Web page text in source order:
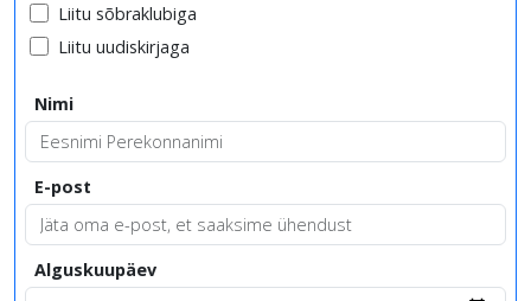
Liitu sõbraklubiga
Liitu uudiskirjaga
Nimi
E-post
Alguskuupäev